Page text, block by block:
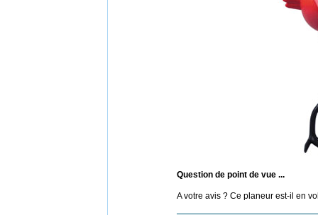
Question de point de vue ...
A votre avis ? Ce planeur est-il en